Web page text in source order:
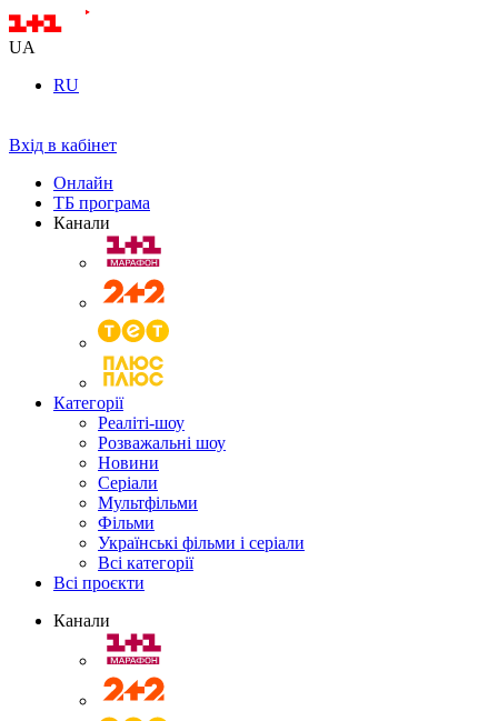
UA
RU
Вхід в кабінет
Онлайн
ТБ програма
Канали
Категорії
Реаліті-шоу
Розважальні шоу
Новини
Серіали
Мультфільми
Фільми
Українські фільми і серіали
Всі категорії
Всі проєкти
Канали